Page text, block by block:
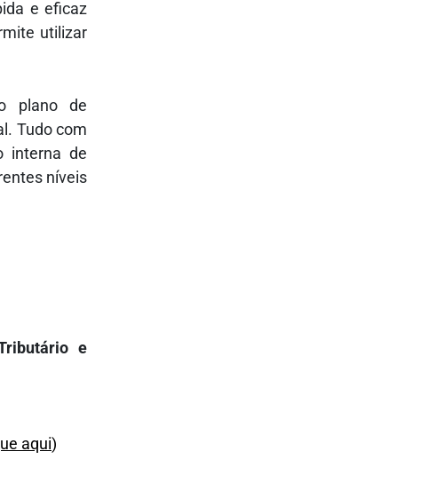
e eficaz
utilizar
plano de
Tudo com
interna de
níveis
e
aqui)